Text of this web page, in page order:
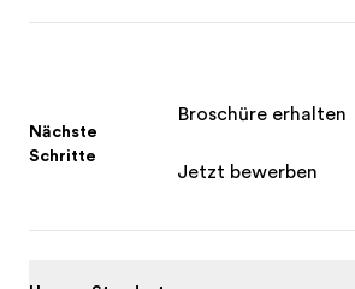
Nächste
Schritte
Broschüre erhalten
Jetzt bewerben